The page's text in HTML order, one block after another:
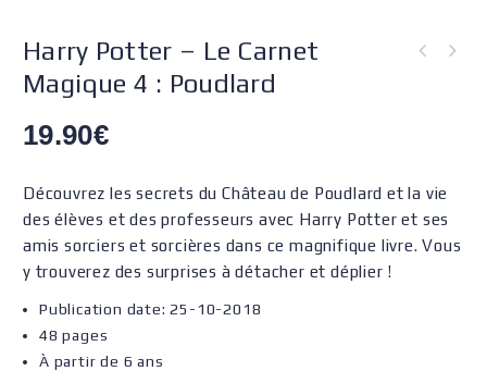
Harry Potter – Le Carnet
Magique 4 : Poudlard
19.90€
Découvrez les secrets du Château de Poudlard et la vie
des élèves et des professeurs avec Harry Potter et ses
amis sorciers et sorcières dans ce magnifique livre. Vous
y trouverez des surprises à détacher et déplier !
Publication date: 25-10-2018
48 pages
À partir de 6 ans